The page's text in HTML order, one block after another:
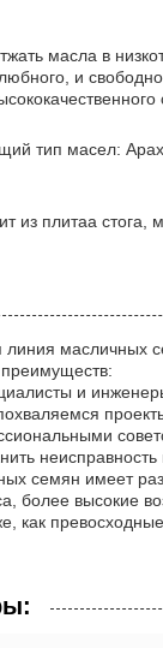
масла в
и
тип масел:
из плитаа
линия
и
семян имеет
более высокие
как